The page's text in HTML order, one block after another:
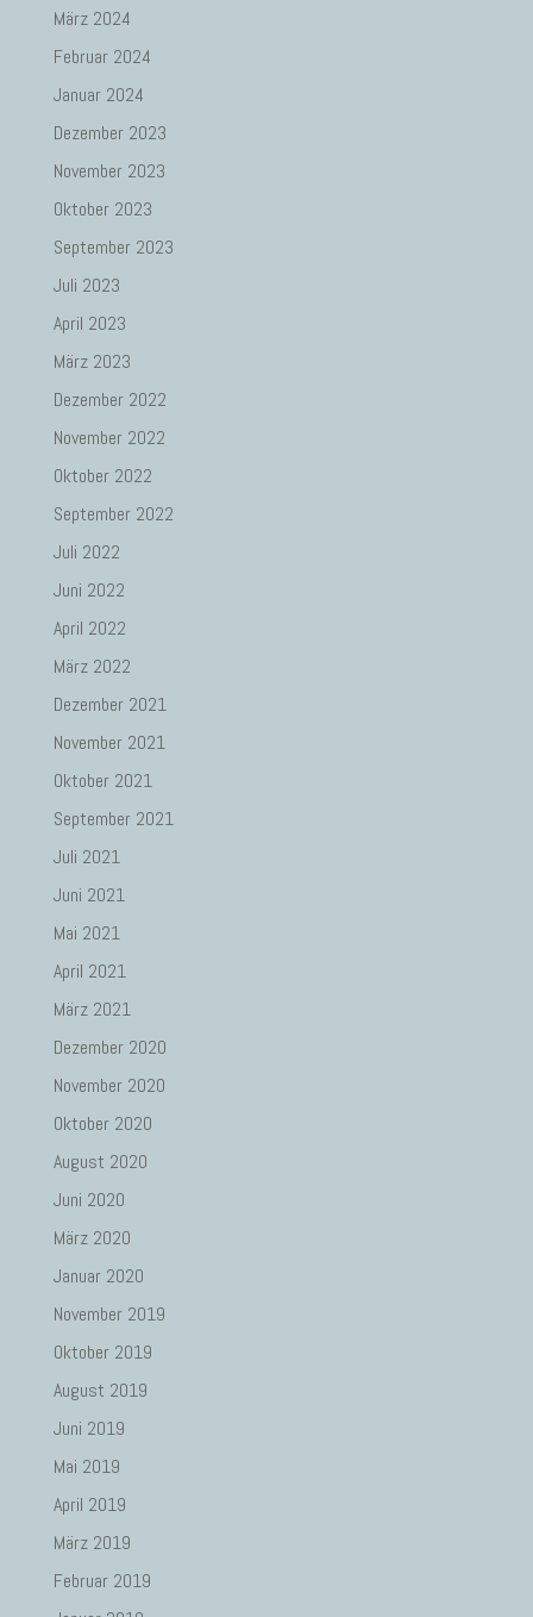
März 2024
Februar 2024
Januar 2024
Dezember 2023
November 2023
Oktober 2023
September 2023
Juli 2023
April 2023
März 2023
Dezember 2022
November 2022
Oktober 2022
September 2022
Juli 2022
Juni 2022
April 2022
März 2022
Dezember 2021
November 2021
Oktober 2021
September 2021
Juli 2021
Juni 2021
Mai 2021
April 2021
März 2021
Dezember 2020
November 2020
Oktober 2020
August 2020
Juni 2020
März 2020
Januar 2020
November 2019
Oktober 2019
August 2019
Juni 2019
Mai 2019
April 2019
März 2019
Februar 2019